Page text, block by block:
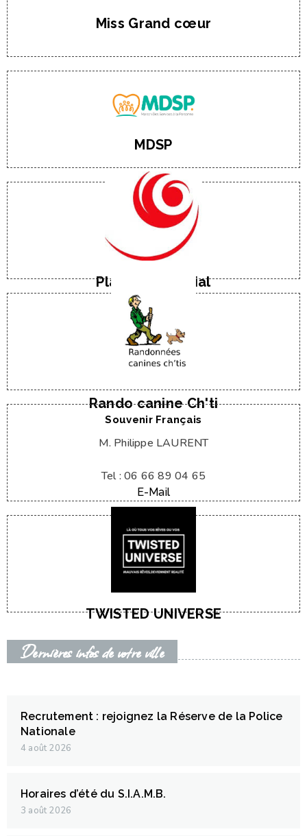
Miss Grand cœur
MDSP
Maison des Services à la Personne
Tel : 03.21.29.19.00
E-Mail
Planning familial
Mme Nadine BAUDE
Tel : 09 52 75 61 41
E-Mail
Rando canine Ch'ti
M. Manuel HAULTCOEUR
Tel : 06 11 76 09 19
E-Mail
Web / Facebook
Souvenir Français
M. Philippe LAURENT
Tel : 06 66 89 04 65
E-Mail
TWISTED UNIVERSE
Alexandre FERUGLIO
Tel : 07 49 48 61 60
E-Mail
Dernières infos de votre ville
Recrutement : rejoignez la Réserve de la Police
Nationale
4 août 2026
Horaires d’été du S.I.A.M.B.
3 août 2026